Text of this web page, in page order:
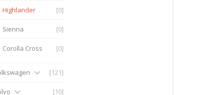
Highlander [0]
Sienna [0]
Corolla Cross [0]
[121]
[10]